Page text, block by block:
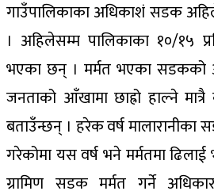
गाउँपालिकाका अधिकाशं सडक
। अहिलेसम्म पालिकाका १०/१५
भएका छन् । मर्मत भएका सडकको
जनताको आँखामा छाह्रो हाल्ने
बताउँन्छन् । हरेक वर्ष
गरेकोमा यस वर्ष भने मर्मतमा ढिलाई
ग्रामिण सडक मर्मत गर्ने